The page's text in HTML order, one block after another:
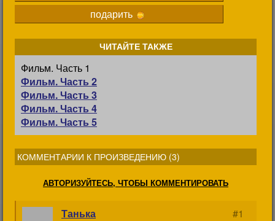
подарить
ЧИТАЙТЕ ТАКЖЕ
Фильм. Часть 1
Фильм. Часть 2
Фильм. Часть 3
Фильм. Часть 4
Фильм. Часть 5
КОММЕНТАРИИ К ПРОИЗВЕДЕНИЮ (3)
АВТОРИЗУЙТЕСЬ, ЧТОБЫ КОММЕНТИРОВАТЬ
Танька
#1